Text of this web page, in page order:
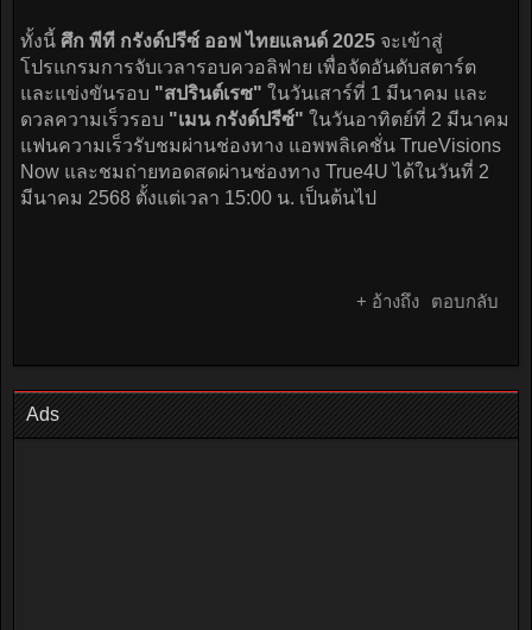
ทั้งนี้ ศึก พีที กรังด์ปรีซ์ ออฟ ไทยแลนด์ 2025 จะเข้าสู่
โปรแกรมการจับเวลารอบควอลิฟาย เพื่อจัดอันดับสตาร์ต
และแข่งขันรอบ "สปรินต์เรซ" ในวันเสาร์ที่ 1 มีนาคม และ
ดวลความเร็วรอบ "เมน กรังด์ปรีซ์" ในวันอาทิตย์ที่ 2 มีนาคม
แฟนความเร็วรับชมผ่านช่องทาง แอพพลิเคชั่น TrueVisions
Now และชมถ่ายทอดสดผ่านช่องทาง True4U ได้ในวันที่ 2
มีนาคม 2568 ตั้งแต่เวลา 15:00 น. เป็นต้นไป
+ อ้างถึง ตอบกลับ
Ads